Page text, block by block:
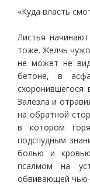
«Куда власть
Листья
тоже. Желчь
не может не
бетоне, в
схоронившегося
Залезла и
на обратной
в котором
подспудным
болью и
псалмом на
обвивающей